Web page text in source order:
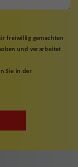
freiwillig gemachten
und verarbeitet
Sie in der